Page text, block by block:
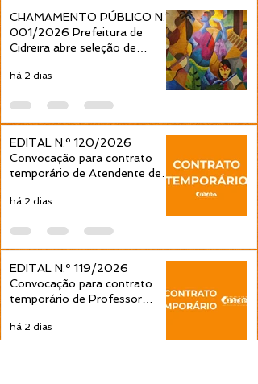
Séries é publicada pela
Prefeitura de Cidreira
CHAMAMENTO PÚBLICO N.º
001/2026 Prefeitura de
Cidreira abre seleção de
projetos culturais pela Política
Nacional Aldir Blanc
há 2 dias
EDITAL N.º 120/2026
Convocação para contrato
temporário de Atendente de
pela Prefeitura de Cidreira
há 2 dias
EDITAL N.º 119/2026
Convocação para contrato
temporário de Professor
Séries é publicada pela
há 2 dias